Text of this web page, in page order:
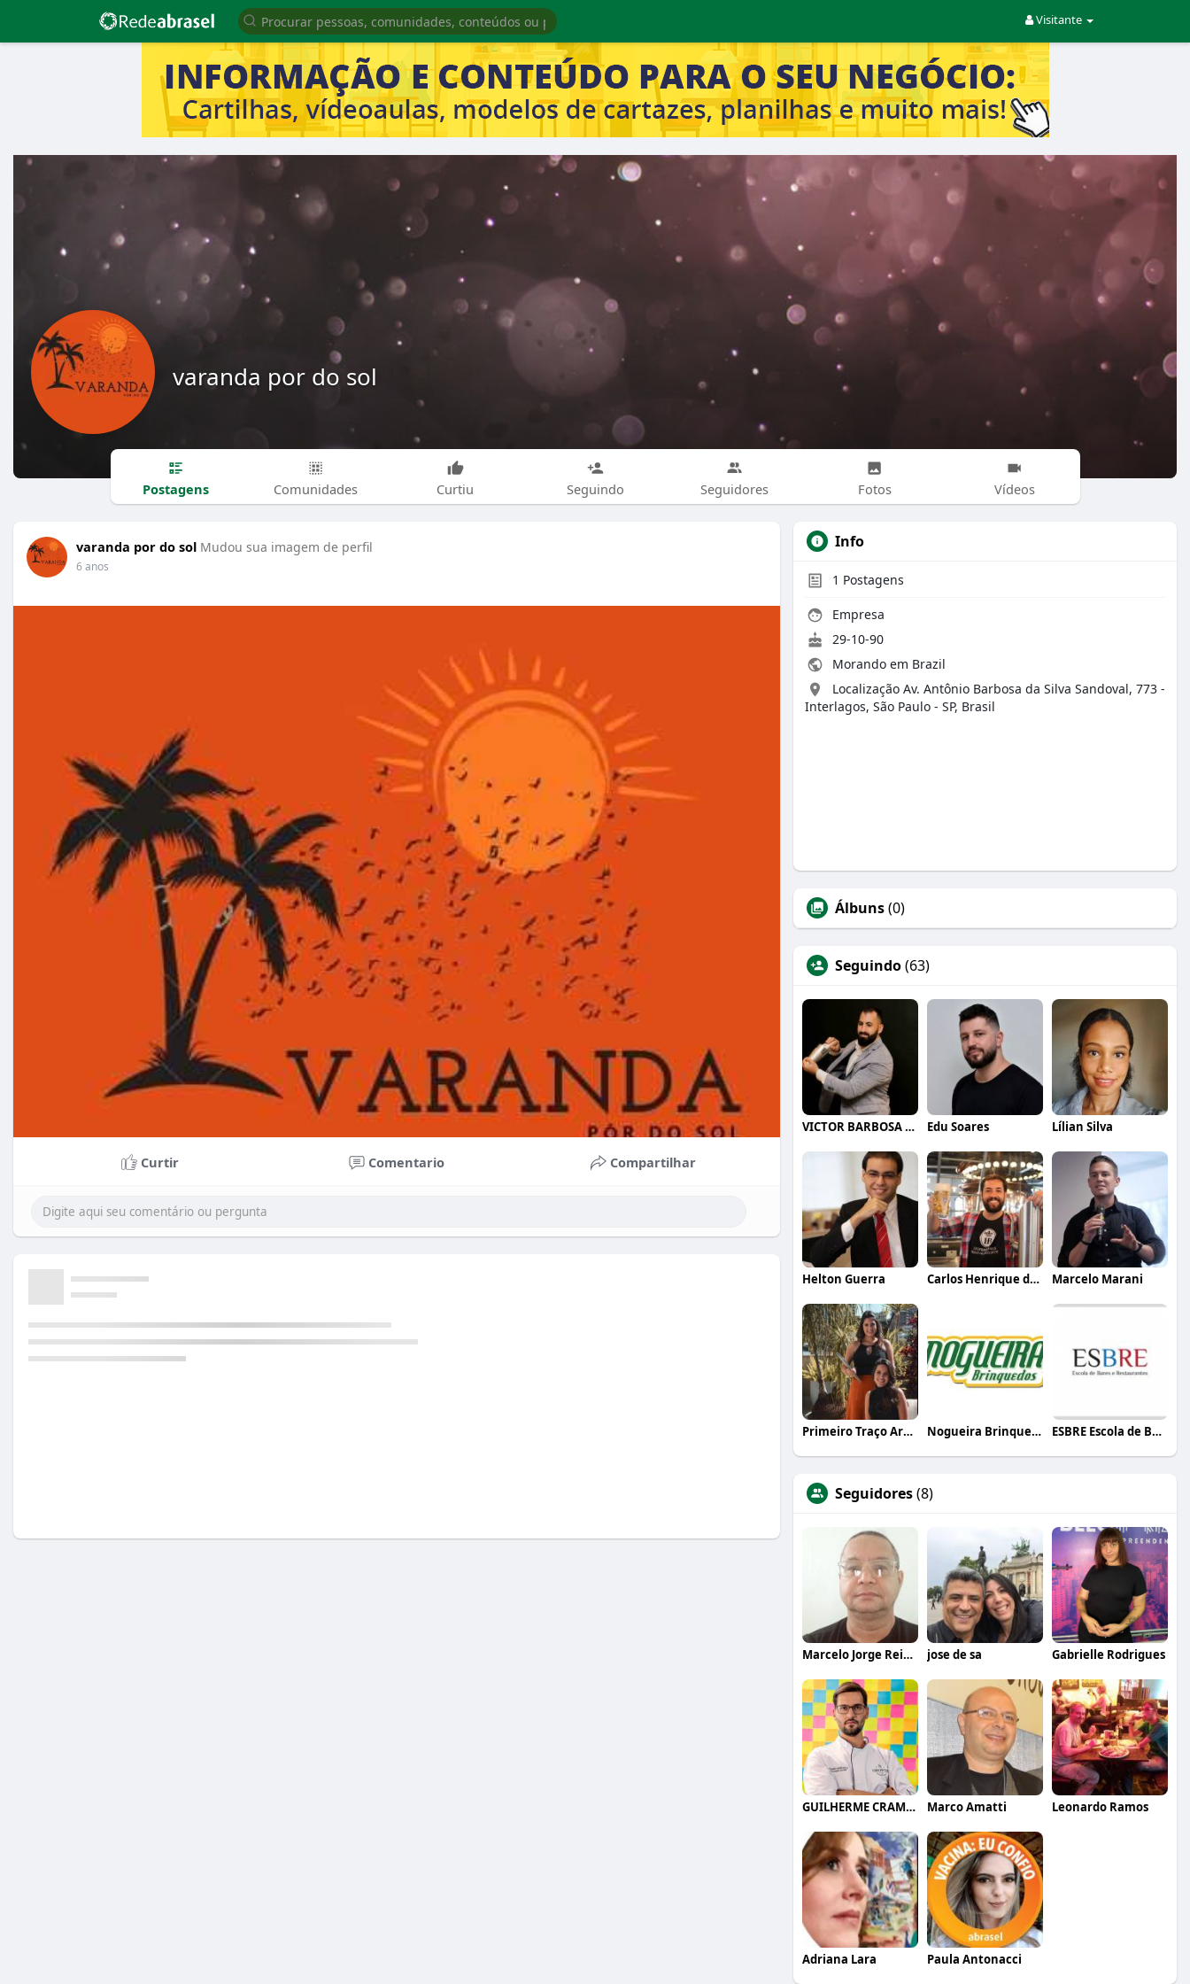
Visitante
varanda por do sol
Postagens Comunidades Curtiu Seguindo Seguidores Fotos Vídeos
varanda por do sol Mudou sua imagem de perfil
6 anos
Curtir Comentario Compartilhar
Info
1 Postagens
Empresa
29-10-90
Morando em Brazil
Localização Av. Antônio Barbosa da Silva Sandoval, 773 -
Interlagos, São Paulo - SP, Brasil
Álbuns(0)
Seguindo(63)
VICTOR BARBOSA QUARANTA Edu Soares Lílian Silva
Helton Guerra Carlos Henrique de Faria Vasconcelos Marcelo Marani
Primeiro Traço Arquitetura Nogueira Brinquedos ESBRE Escola de Bares e Restaurantes
Seguidores(8)
Marcelo Jorge Reis Ferreira jose de sa Gabrielle Rodrigues
GUILHERME CRAMER BALLE Marco Amatti Leonardo Ramos
Adriana Lara Paula Antonacci